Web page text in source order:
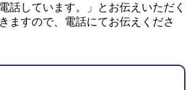
話しています。」とお伝えいただく
ますので、電話にてお伝えくださ